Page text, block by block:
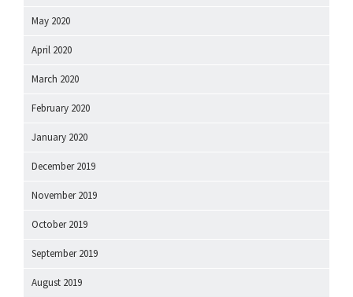
May 2020
April 2020
March 2020
February 2020
January 2020
December 2019
November 2019
October 2019
September 2019
August 2019